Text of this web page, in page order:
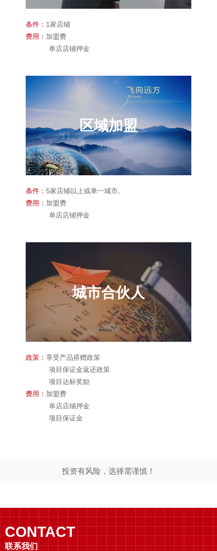
条件： 1家店铺
费用： 加盟费
单店店铺押金
区域加盟
条件： 5家店铺以上或单一城市。
费用： 加盟费
单店店铺押金
城市合伙人
政策： 享受产品搭赠政策
项目保证金返还政策
项目达标奖励
费用： 加盟费
单店店铺押金
项目保证金
投资有风险，选择需谨慎！
CONTACT
联系我们